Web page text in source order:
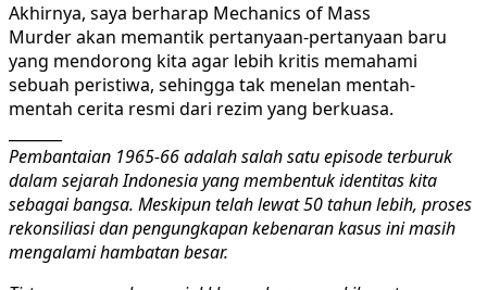
Akhirnya, saya berharap Mechanics of Mass
Murder akan memantik pertanyaan-pertanyaan baru
yang mendorong kita agar lebih kritis memahami
sebuah peristiwa, sehingga tak menelan mentah-
mentah cerita resmi dari rezim yang berkuasa.
Pembantaian 1965-66 adalah salah satu episode terburuk
dalam sejarah Indonesia yang membentuk identitas kita
sebagai bangsa. Meskipun telah lewat 50 tahun lebih, proses
rekonsiliasi dan pengungkapan kebenaran kasus ini masih
mengalami hambatan besar.